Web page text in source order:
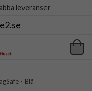
leveranser
- Blå